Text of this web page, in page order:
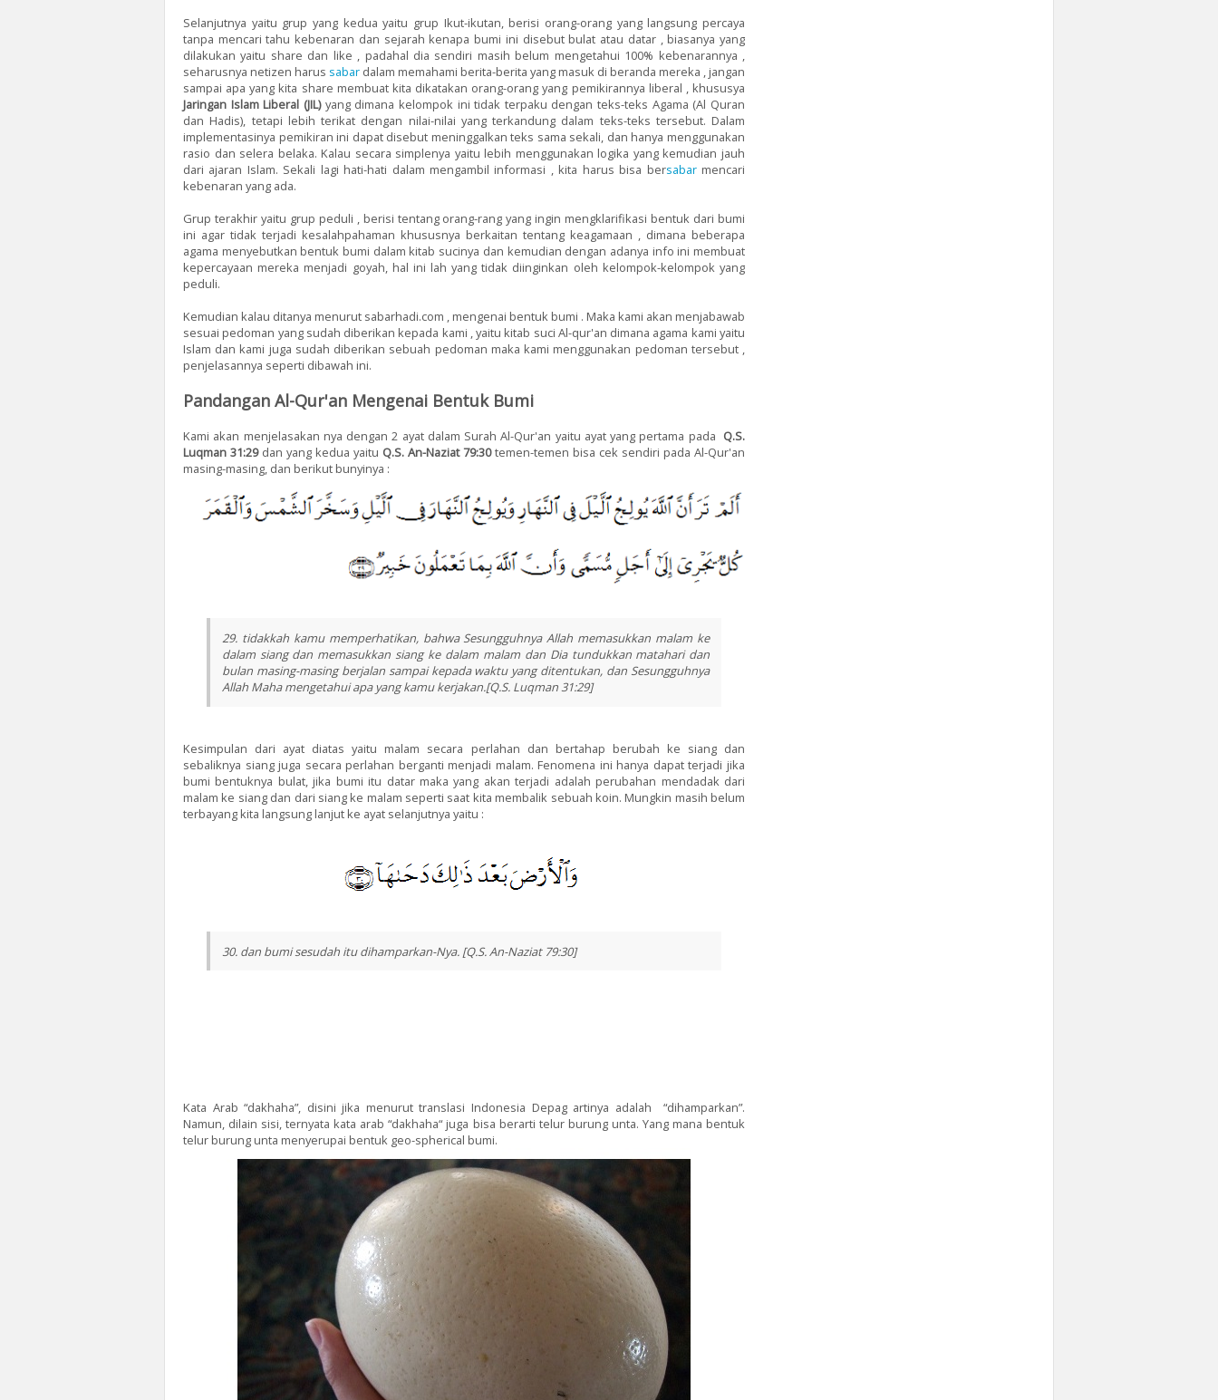
Selanjutnya yaitu grup yang kedua yaitu grup Ikut-ikutan, berisi orang-orang yang langsung percaya
tanpa mencari tahu kebenaran dan sejarah kenapa bumi ini disebut bulat atau datar , biasanya yang
dilakukan yaitu share dan like , padahal dia sendiri masih belum mengetahui 100% kebenarannya ,
seharusnya netizen harus sabar dalam memahami berita-berita yang masuk di beranda mereka , jangan
sampai apa yang kita share membuat kita dikatakan orang-orang yang pemikirannya liberal , khususya
Jaringan Islam Liberal (JIL) yang dimana kelompok ini tidak terpaku dengan teks-teks Agama (Al Quran
dan Hadis), tetapi lebih terikat dengan nilai-nilai yang terkandung dalam teks-teks tersebut. Dalam
implementasinya pemikiran ini dapat disebut meninggalkan teks sama sekali, dan hanya menggunakan
rasio dan selera belaka. Kalau secara simplenya yaitu lebih menggunakan logika yang kemudian jauh
dari ajaran Islam. Sekali lagi hati-hati dalam mengambil informasi , kita harus bisa bersabarmencari
kebenaran yang ada.
Grup terakhir yaitu grup peduli , berisi tentang orang-rang yang ingin mengklarifikasi bentuk dari bumi
ini agar tidak terjadi kesalahpahaman khususnya berkaitan tentang keagamaan , dimana beberapa
agama menyebutkan bentuk bumi dalam kitab sucinya dan kemudian dengan adanya info ini membuat
kepercayaan mereka menjadi goyah, hal ini lah yang tidak diinginkan oleh kelompok-kelompok yang
peduli.
Kemudian kalau ditanya menurut sabarhadi.com , mengenai bentuk bumi . Maka kami akan menjabawab
sesuai pedoman yang sudah diberikan kepada kami , yaitu kitab suci Al-qur'an dimana agama kami yaitu
Islam dan kami juga sudah diberikan sebuah pedoman maka kami menggunakan pedoman tersebut ,
penjelasannya seperti dibawah ini.
Pandangan Al-Qur'an Mengenai Bentuk Bumi
Kami akan menjelasakan nya dengan 2 ayat dalam Surah Al-Qur'an yaitu ayat yang pertama pada Q.S.
Luqman 31:29dan yang kedua yaitu Q.S. An-Naziat 79:30temen-temen bisa cek sendiri pada Al-Qur'an
masing-masing, dan berikut bunyinya :
29. tidakkah kamu memperhatikan, bahwa Sesungguhnya Allah memasukkan malam ke
dalam siang dan memasukkan siang ke dalam malam dan Dia tundukkan matahari dan
bulan masing-masing berjalan sampai kepada waktu yang ditentukan, dan Sesungguhnya
Allah Maha mengetahui apa yang kamu kerjakan.[Q.S. Luqman 31:29]
Kesimpulan dari ayat diatas yaitu malam secara perlahan dan bertahap berubah ke siang dan
sebaliknya siang juga secara perlahan berganti menjadi malam. Fenomena ini hanya dapat terjadi jika
bumi bentuknya bulat, jika bumi itu datar maka yang akan terjadi adalah perubahan mendadak dari
malam ke siang dan dari siang ke malam seperti saat kita membalik sebuah koin. Mungkin masih belum
terbayang kita langsung lanjut ke ayat selanjutnya yaitu :
30. dan bumi sesudah itu dihamparkan-Nya. [Q.S. An-Naziat 79:30]
Kata Arab “dakhaha”, disini jika menurut translasi Indonesia Depag artinya adalah “dihamparkan”.
Namun, dilain sisi, ternyata kata arab “dakhaha“ juga bisa berarti telur burung unta. Yang mana bentuk
telur burung unta menyerupai bentuk geo-spherical bumi.